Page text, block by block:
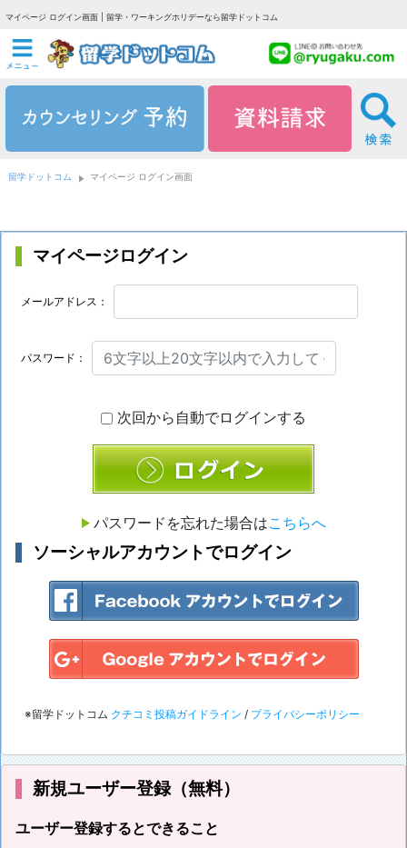
マイページ ログイン画面 | 留学・ワーキングホリデーなら留学ドットコム
留学ドットコム マイページ ログイン画面
マイページログイン
メールアドレス：
パスワード：
次回から自動でログインする
パスワードを忘れた場合はこちらへ
ソーシャルアカウントでログイン
※留学ドットコム クチコミ投稿ガイドライン / プライバシーポリシー
新規ユーザー登録（無料）
ユーザー登録するとできること